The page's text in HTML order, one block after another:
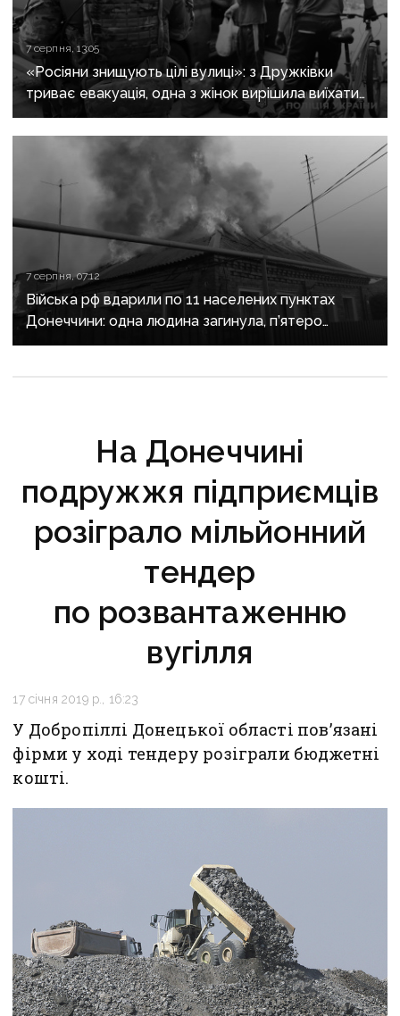
7 серпня, 13:05
«Росіяни знищують цілі вулиці»: з Дружківки
триває евакуація, одна з жінок вирішила виїхати
після загибелі чоловіка
7 серпня, 07:12
Війська рф вдарили по 11 населених пунктах
Донеччини: одна людина загинула, п’ятеро
поранені
На Донеччині
подружжя підприємців
розіграло мільйонний
тендер
по розвантаженню
вугілля
17 січня 2019 р., 16:23
У Добропіллі Донецької області пов’язані
фірми у ході тендеру розіграли бюджетні
кошті.